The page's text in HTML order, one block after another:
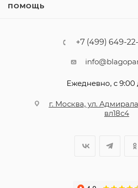
ПОМОЩЬ
+7 (499) 649-
Ежедневно, с 9:00
г. Москва, ул.
вл18с4